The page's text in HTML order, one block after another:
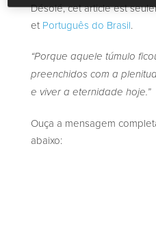
Désolé, cet article est
et Português do Brasil.
“Porque aquele túmulo
preenchidos com a
e viver a eternidade hoje.”
Ouça a mensagem
abaixo: